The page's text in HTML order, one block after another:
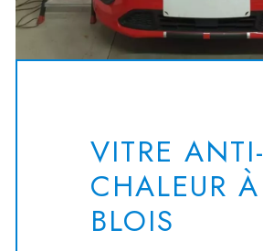
VITRE ANTI-
CHALEUR À
BLOIS